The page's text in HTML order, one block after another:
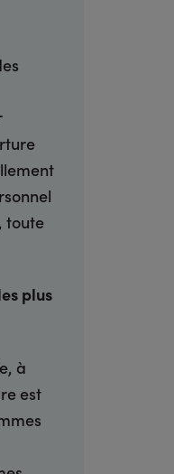
toute
plus
à
est